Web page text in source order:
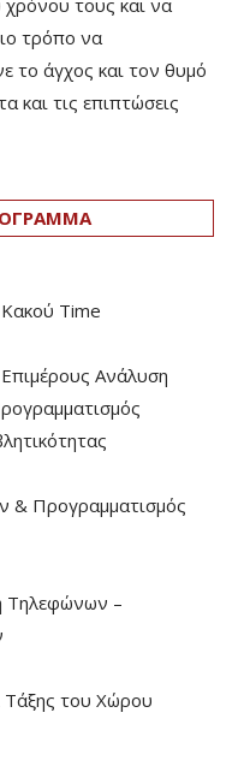
χρόνου τους και να
τρόπο να
το άγχος και τον θυμό
και τις επιπτώσεις
Time
Ανάλυση
& Προγραμματισμός
Τηλεφώνων –
Τάξης του Χώρου